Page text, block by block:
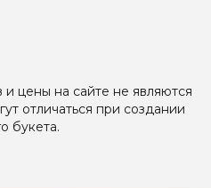
цены на сайте не являются
отличаться при создании
букета.